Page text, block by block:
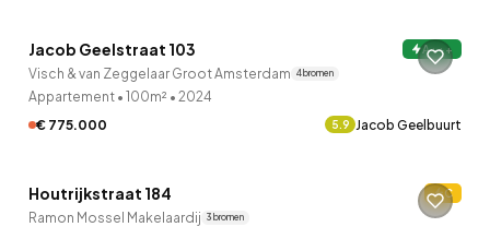
Jacob Geelstraat 103 A+++
Visch & van Zeggelaar Groot Amsterdam 4 bronnen
Appartement • 100m² • 2024
€ 775.000
5.9 Jacob Geelbuurt
Houtrijkstraat 184 C
Ramon Mossel Makelaardij 3 bronnen